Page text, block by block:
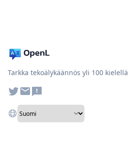
Tarkka tekoälykäännös yli 100 kielellä